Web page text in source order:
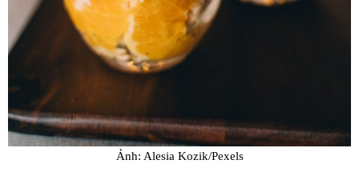
Ảnh: Alesia Kozik/Pexels